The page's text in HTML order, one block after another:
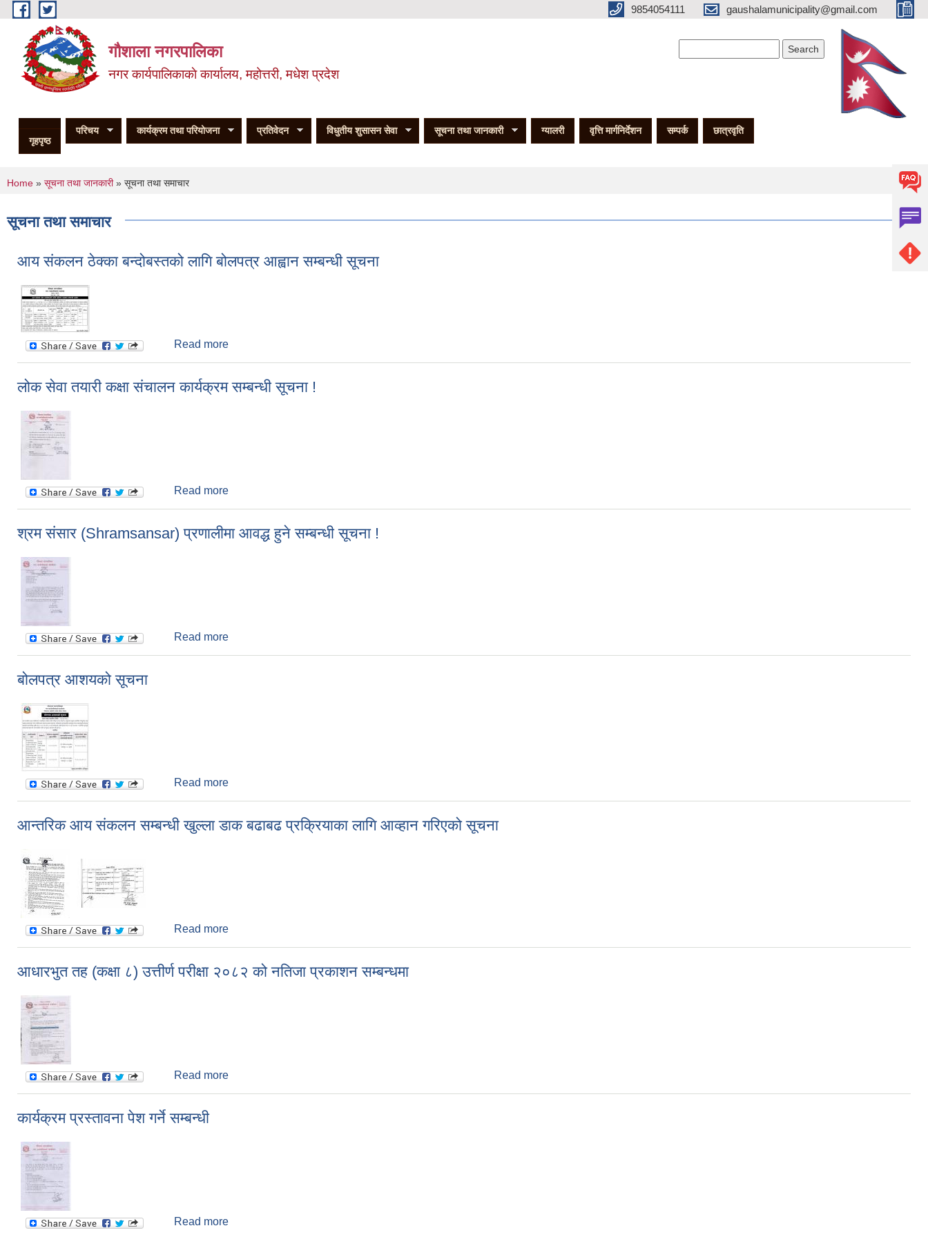
Skip to main content 9854054111 gaushalamunicipality@gmail.com
गौशाला नगरपालिका
नगर कार्यपालिकाकाे कार्यालय, महोत्तरी, मधेश प्रदेश
गृहपृष्ठ
परिचय कार्यक्रम तथा परियोजना प्रतिवेदन विधुतीय शुसासन सेवा सूचना तथा जानकारी ग्यालरी वृत्ति मार्गनिर्देशन सम्पर्क छात्रवृति
You are here
Home » सूचना तथा जानकारी» सूचना तथा समाचार
सूचना तथा समाचार
आय संकलन ठेक्का बन्दोबस्तको लागि बोलपत्र आह्वान सम्बन्धी सूचना
Read more
लोक सेवा तयारी कक्षा संचालन कार्यक्रम सम्बन्धी सूचना !
Read more
श्रम संसार (Shramsansar) प्रणालीमा आवद्ध हुने सम्बन्धी सूचना !
Read more
बोलपत्र आशयको सूचना
Read more
आन्तरिक आय संकलन सम्बन्धी खुल्ला डाक बढाबढ प्रक्रियाका लागि आव्हान गरिएको सूचना
Read more
आधारभुत तह (कक्षा ८) उत्तीर्ण परीक्षा २०८२ को नतिजा प्रकाशन सम्बन्धमा
Read more
कार्यक्रम प्रस्तावना पेश गर्ने सम्बन्धी
Read more